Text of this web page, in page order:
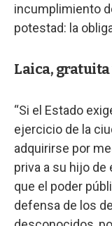
incumplimiento
potestad: la
Laica, gratuita
“Si el Estado
ejercicio de la
adquirirse por
priva a su hijo
que el poder
defensa de los